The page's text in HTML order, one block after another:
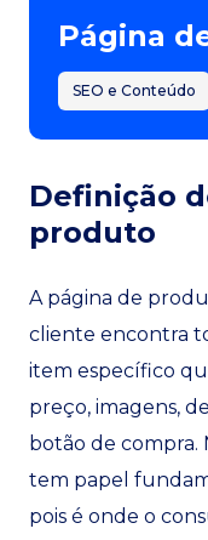
Página
SEO e Conteúdo
Definição
produto
A página de
cliente encontra
item específico
preço, imagens,
botão de compra.
tem papel
pois é onde o